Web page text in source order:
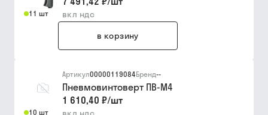
11 шт
вкл ндс
в корзину
10 шт
Артикул00000119084Бренд--
Пневмовинтоверт ПВ-М4
1 610,40 ₽/шт